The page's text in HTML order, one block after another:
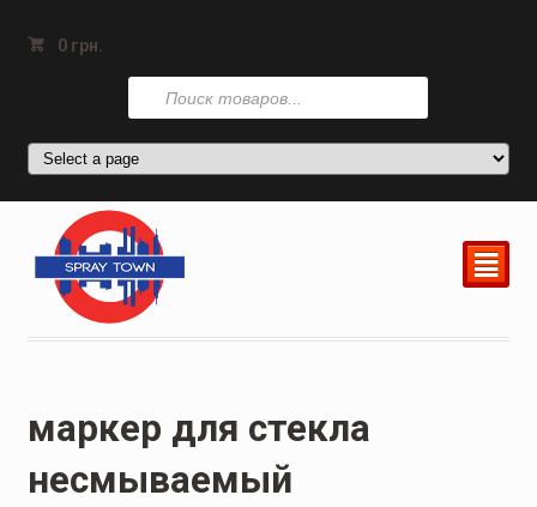
0 грн.
Поиск
товаров
²
маркер для стекла
несмываемый